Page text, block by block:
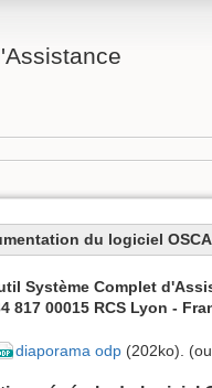
du logiciel
Système Complet
817 00015 RCS Lyon -
diaporama odp (202ko). (ou